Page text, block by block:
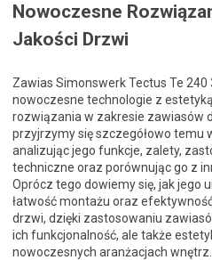
Nowoczesne
Jakości Drzwi
Zawias Simonswerk Tectus Te 240
nowoczesne technologie z
rozwiązania w zakresie zawiasów
przyjrzymy się szczegółowo temu
analizując jego funkcje, zalety,
techniczne oraz porównując go z
Oprócz tego dowiemy się, jak jego
łatwość montażu oraz
drzwi, dzięki zastosowaniu
ich funkcjonalność, ale także
nowoczesnych aranżacjach